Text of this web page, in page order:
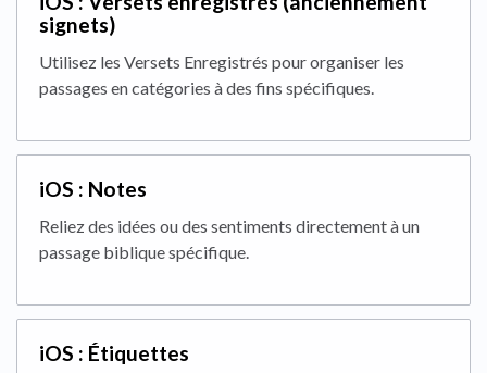
signets)
Utilisez les Versets Enregistrés pour organiser les
passages en catégories à des fins spécifiques.
iOS : Notes
Reliez des idées ou des sentiments directement à un
passage biblique spécifique.
iOS : Étiquettes